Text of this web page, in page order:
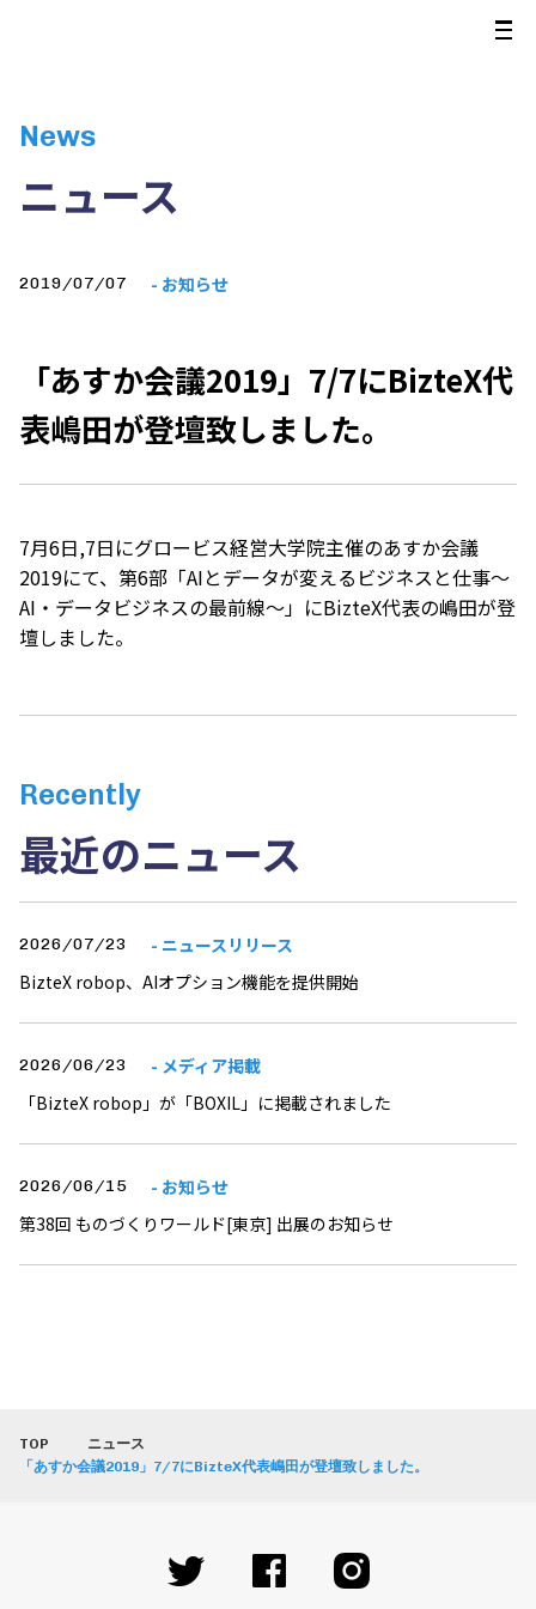
News
ニュース
2019/07/07 - お知らせ
「あすか会議2019」7/7にBizteX代
表嶋田が登壇致しました。
7月6日,7日にグロービス経営大学院主催のあすか会議
2019にて、第6部「AIとデータが変えるビジネスと仕事～
AI・データビジネスの最前線～」にBizteX代表の嶋田が登
壇しました。
Recently
最近のニュース
2026/07/23
- ニュースリリース
BizteX robop、AIオプション機能を提供開始
2026/06/23
- メディア掲載
「BizteX robop」が「BOXIL」に掲載されました
2026/06/15
- お知らせ
第38回 ものづくりワールド[東京] 出展のお知らせ
TOP
ニュース
「あすか会議2019」7/7にBizteX代表嶋田が登壇致しました。